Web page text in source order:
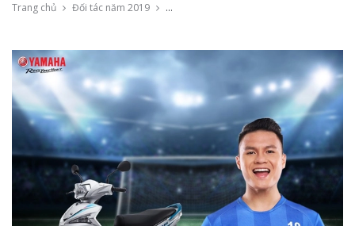
Trang chủ Đối tác năm 2019 Livestream họp báo U13 Yamaha Cup